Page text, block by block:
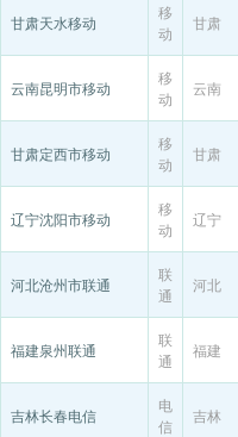
甘肃天水移动
移
动
甘肃
云南昆明市移动
移
动
云南
甘肃定西市移动
移
动
甘肃
辽宁沈阳市移动
移
动
辽宁
河北沧州市联通
联
通
河北
福建泉州联通
联
通
福建
吉林长春电信
电
信
吉林